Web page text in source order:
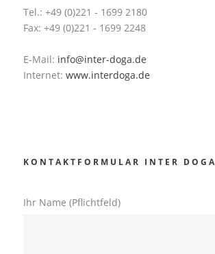
Tel.: +49 (0)221 - 1699 2180
Fax: +49 (0)221 - 1699 2248
E-Mail: info@inter-doga.de
Internet: www.interdoga.de
KONTAKTFORMULAR INTER DOGA
Ihr Name (Pflichtfeld)